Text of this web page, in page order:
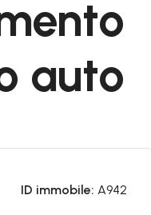
auto
ID immobile: A942